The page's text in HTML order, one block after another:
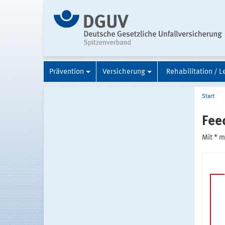
Prävention Versicherung Rehabilitation /
Start
Mit *